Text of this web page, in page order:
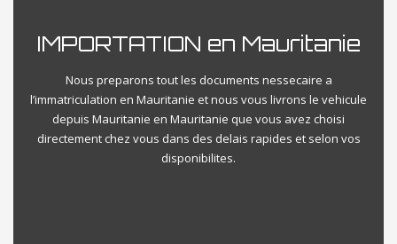
IMPORTATION en Mauritanie
Nous preparons tout les documents nessecaire a
l’immatriculation en Mauritanie et nous vous livrons le vehicule
depuis Mauritanie en Mauritanie que vous avez choisi
directement chez vous dans des delais rapides et selon vos
disponibilites.